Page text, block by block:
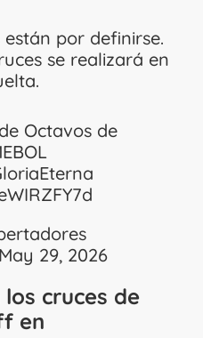
por definirse.
se realizará en
Octavos de
May 29, 2026
cruces de
en